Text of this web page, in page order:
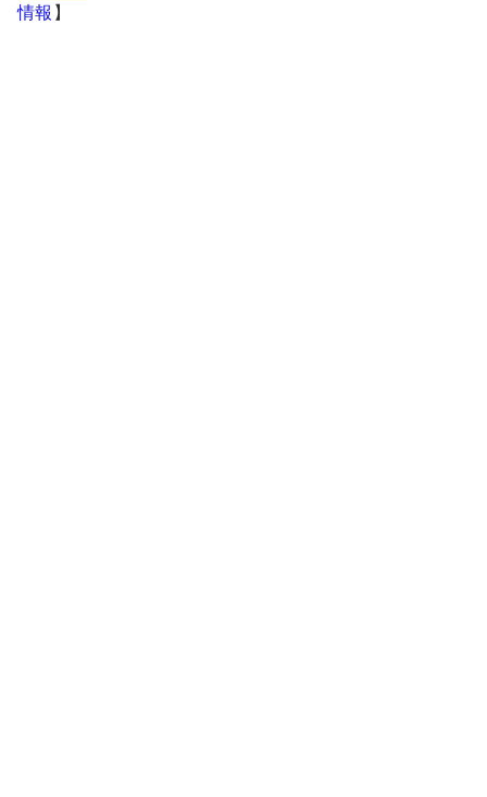
情報 】